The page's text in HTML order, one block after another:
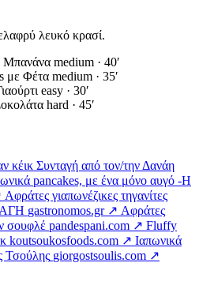
λευκό κρασί.
Μπανάνα medium · 40′
με Φέτα medium · 35′
easy · 30′
hard · 45′
κέικ Συνταγή από τον/την Δανάη
pancakes, με ένα μόνο αυγό -Η
Αφράτες γιαπωνέζικες τηγανίτες
gastronomos.gr ↗ Αφράτες
σουφλέ pandespani.com ↗ Fluffy
koutsoukosfoods.com ↗ Ιαπωνικά
Τσούλης giorgostsoulis.com ↗